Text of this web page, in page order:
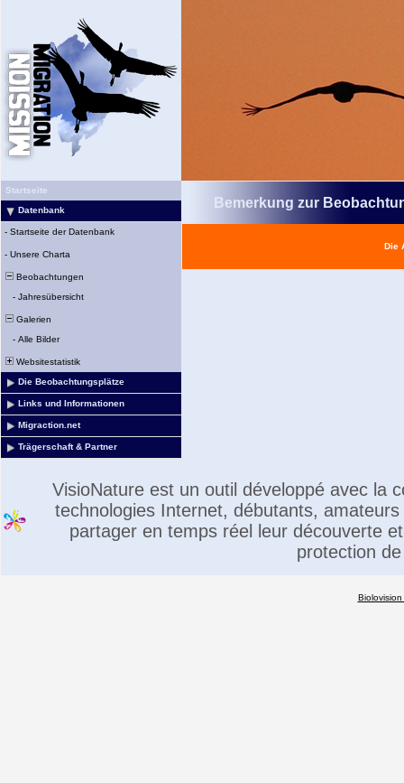
Startseite
Datenbank
- Startseite der Datenbank
- Unsere Charta
Beobachtungen
- Jahresübersicht
Galerien
- Alle Bilder
Websitestatistik
Die Beobachtungsplätze
Links und Informationen
Migraction.net
Trägerschaft & Partner
Bemerkung zur
Die
VisioNature est un outil développé avec la
technologies Internet, débutants,
partager en temps réel leur découverte
protection
Biolovision